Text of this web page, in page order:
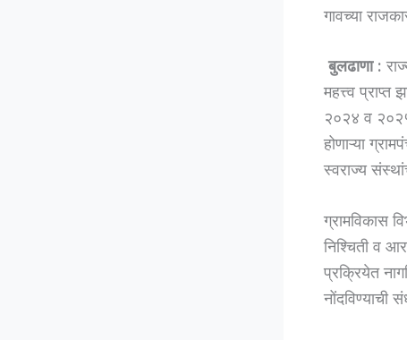
गावच्या
बुलढाणा :
महत्त्व
२०२४ व
होणाऱ्या
स्वराज्य
ग्रामविकास
निश्चिती व
प्रक्रियेत